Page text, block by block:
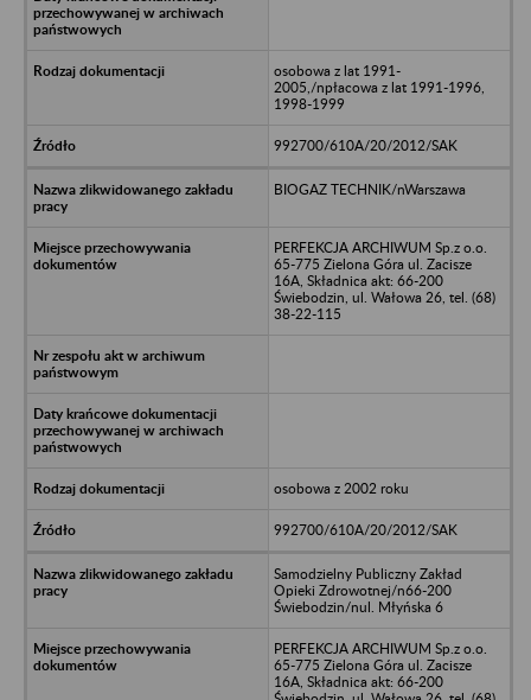
osobowa z lat 1991-
2005,/npłacowa z lat 1991-1996,
1998-1999
992700/610A/20/2012/SAK
BIOGAZ TECHNIK/nWarszawa
PERFEKCJA ARCHIWUM Sp.z o.o.
65-775 Zielona Góra ul. Zacisze
16A, Składnica akt: 66-200
Świebodzin, ul. Wałowa 26, tel. (68)
38-22-115
osobowa z 2002 roku
992700/610A/20/2012/SAK
Samodzielny Publiczny Zakład
Opieki Zdrowotnej/n66-200
Świebodzin/nul. Młyńska 6
PERFEKCJA ARCHIWUM Sp.z o.o.
65-775 Zielona Góra ul. Zacisze
16A, Składnica akt: 66-200